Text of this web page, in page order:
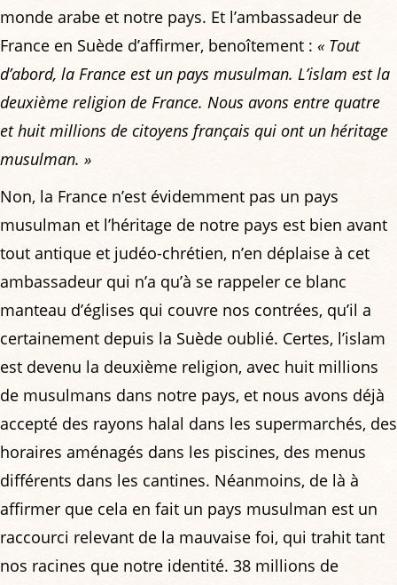
monde arabe et notre pays. Et l’ambassadeur de
France en Suède d’affirmer, benoîtement : « Tout
d’abord, la France est un pays musulman. L’islam est la
deuxième religion de France. Nous avons entre quatre
et huit millions de citoyens français qui ont un héritage
musulman. »
Non, la France n’est évidemment pas un pays
musulman et l’héritage de notre pays est bien avant
tout antique et judéo-chrétien, n’en déplaise à cet
ambassadeur qui n’a qu’à se rappeler ce blanc
manteau d’églises qui couvre nos contrées, qu’il a
certainement depuis la Suède oublié. Certes, l’islam
est devenu la deuxième religion, avec huit millions
de musulmans dans notre pays, et nous avons déjà
accepté des rayons halal dans les supermarchés, des
horaires aménagés dans les piscines, des menus
différents dans les cantines. Néanmoins, de là à
affirmer que cela en fait un pays musulman est un
raccourci relevant de la mauvaise foi, qui trahit tant
nos racines que notre identité. 38 millions de